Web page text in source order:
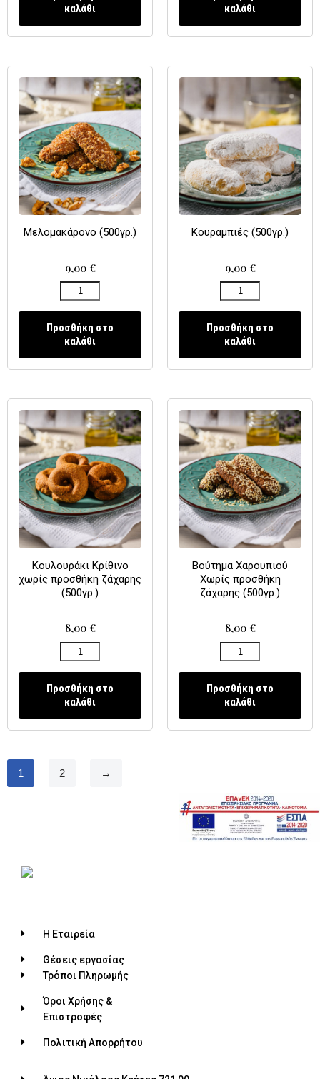
καλάθι
καλάθι
Μελομακάρονο (500γρ.)
9,00 €
Προσθήκη στο
καλάθι
Κουραμπιές (500γρ.)
9,00 €
Προσθήκη στο
καλάθι
Κουλουράκι Κρίθινο
χωρίς προσθήκη ζάχαρης
(500γρ.)
8,00 €
Προσθήκη στο
καλάθι
Βούτημα Χαρουπιού
Χωρίς προσθήκη
ζάχαρης (500γρ.)
8,00 €
Προσθήκη στο
καλάθι
1 2 →
Η Εταιρεία
Θέσεις εργασίας
Τρόποι Πληρωμής
Όροι Χρήσης &
Επιστροφές
Πολιτική Απορρήτου